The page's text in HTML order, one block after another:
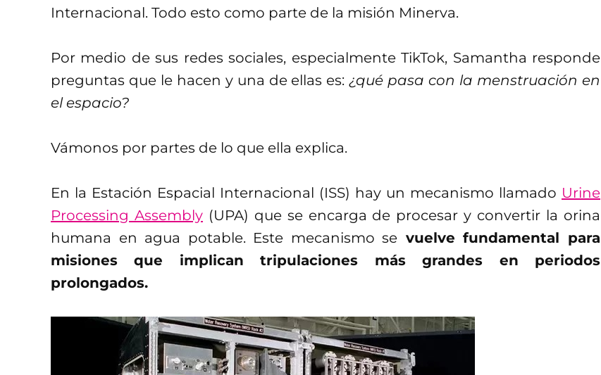
Internacional. Todo esto como parte de la misión Minerva.
Por medio de sus redes sociales, especialmente TikTok, Samantha responde
preguntas que le hacen y una de ellas es:¿qué pasa con la menstruación en
el espacio?
Vámonos por partes de lo que ella explica.
En la Estación Espacial Internacional (ISS) hay un mecanismo llamado Urine
Processing Assembly(UPA) que se encarga de procesar y convertir la orina
humana en agua potable. Este mecanismo se vuelve fundamental para
misiones que implican tripulaciones más grandes en periodos
prolongados.